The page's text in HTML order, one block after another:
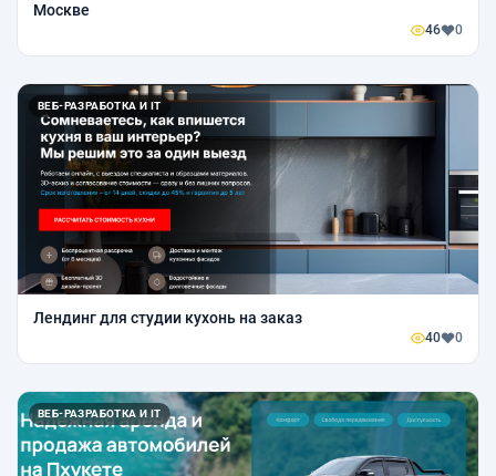
Москве
46 0
ВЕБ-РАЗРАБОТКА И IT
Лендинг для студии кухонь на заказ
40 0
ВЕБ-РАЗРАБОТКА И IT